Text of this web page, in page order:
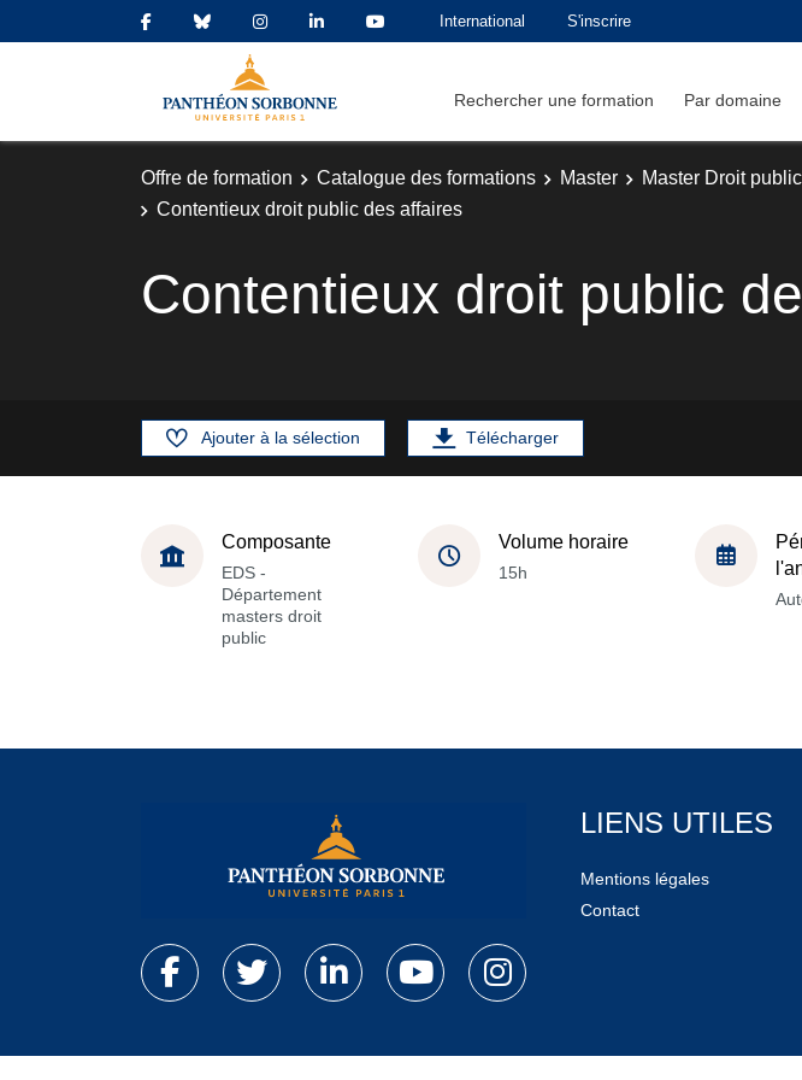
International S'inscrire
Rechercher une formation Par domaine
Offre de formation Catalogue des formations Master Master Droit
Contentieux droit public des affaires
Contentieux droit public
Ajouter à la sélection Télécharger
Composante
EDS -
Département
masters droit
public
Volume horaire
15h
LIENS UTILES
Mentions légales
Contact